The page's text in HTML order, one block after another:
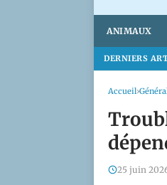
ANIMAUX
DERNIERS
Accueil›
25 juin